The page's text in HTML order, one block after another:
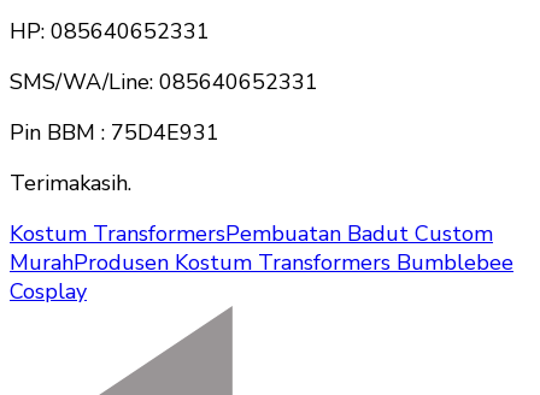
HP: 085640652331
SMS/WA/Line: 085640652331
Pin BBM : 75D4E931
Terimakasih.
Kostum TransformersPembuatan Badut Custom
MurahProdusen Kostum Transformers Bumblebee
Cosplay